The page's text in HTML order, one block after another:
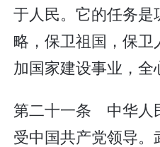
于人民。它的任务
略，保卫祖国，保
加国家建设事业，全
第二十一条 中华人
受中国共产党领导